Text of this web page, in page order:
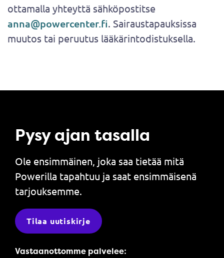
ottamalla yhteyttä sähköpostitse
anna@powercenter.fi. Sairaustapauksissa
muutos tai peruutus lääkärintodistuksella.
Pysy ajan tasalla
Ole ensimmäinen, joka saa tietää mitä
Powerilla tapahtuu ja saat ensimmäisenä
tarjouksemme.
Tilaa uutiskirje
Vastaanottomme palvelee: